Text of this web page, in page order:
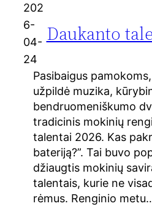
202
6-
04-
24
Daukanto
Pasibaigus
užpildė muzika,
bendruomeniškumo
tradicinis mokinių
talentai 2026. Kas
bateriją?”. Tai buvo
džiaugtis mokinių
talentais, kurie ne
rėmus. Renginio